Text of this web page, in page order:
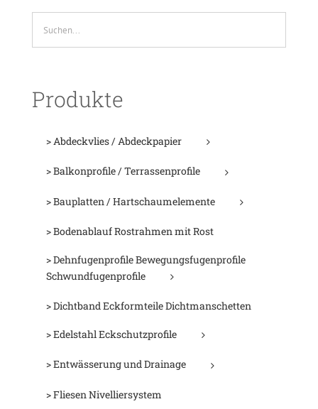
Produkte
> Abdeckvlies / Abdeckpapier
> Balkonprofile / Terrassenprofile
> Bauplatten / Hartschaumelemente
> Bodenablauf Rostrahmen mit Rost
> Dehnfugenprofile Bewegungsfugenprofile
Schwundfugenprofile
> Dichtband Eckformteile Dichtmanschetten
> Edelstahl Eckschutzprofile
> Entwässerung und Drainage
> Fliesen Nivelliersystem